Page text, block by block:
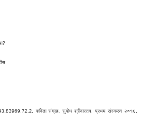
कविता संग्रह, सुबोध श्रीवास्तव, प्रथम संस्करण २०१६,